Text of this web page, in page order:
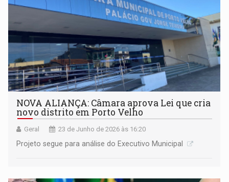
NOVA ALIANÇA: Câmara aprova Lei que cria
novo distrito em Porto Velho
Geral 23 de Junho de 2026 às 16:20
Projeto segue para análise do Executivo Municipal